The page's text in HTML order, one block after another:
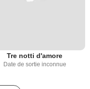
Tre notti d'amore
Date de sortie inconnue